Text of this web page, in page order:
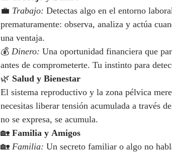
💼 Trabajo: Detectas algo en el entorno
prematuramente: observa, analiza y actúa
una ventaja.
💰 Dinero: Una oportunidad financiera que
antes de comprometerte. Tu instinto para
🌿 Salud y Bienestar
El sistema reproductivo y la zona pélvica
necesitas liberar tensión acumulada a través
no se expresa, se acumula.
🏡 Familia y Amigos
🏡 Familia: Un secreto familiar o algo no